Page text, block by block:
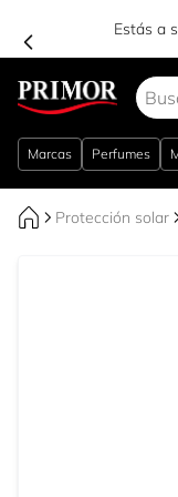
envío gratuito
Marcas Perfumes
Protección solar